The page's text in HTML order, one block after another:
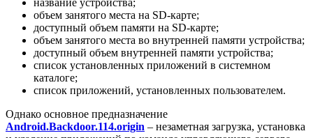
объем занятого места на SD-карте;
доступный объем памяти на SD-карте;
объем занятого места во внутренней памяти устройства;
доступный объем внутренней памяти устройства;
список установленных приложений в системном
каталоге;
список приложений, установленных пользователем.
Однако основное предназначение
Android.Backdoor.114.origin – незаметная загрузка, установка